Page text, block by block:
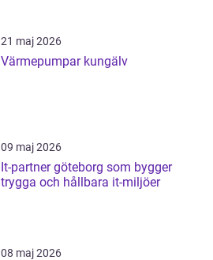
21 maj 2026
Värmepumpar kungälv
09 maj 2026
It-partner göteborg som bygger
trygga och hållbara it-miljöer
08 maj 2026